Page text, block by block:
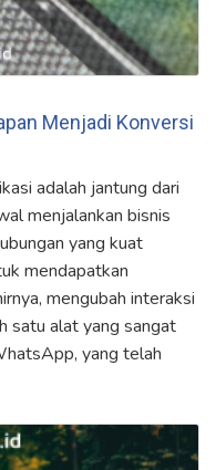
Menjadi Konversi
adalah jantung dari
menjalankan bisnis
yang kuat
mendapatkan
mengubah interaksi
satu alat yang sangat
yang telah